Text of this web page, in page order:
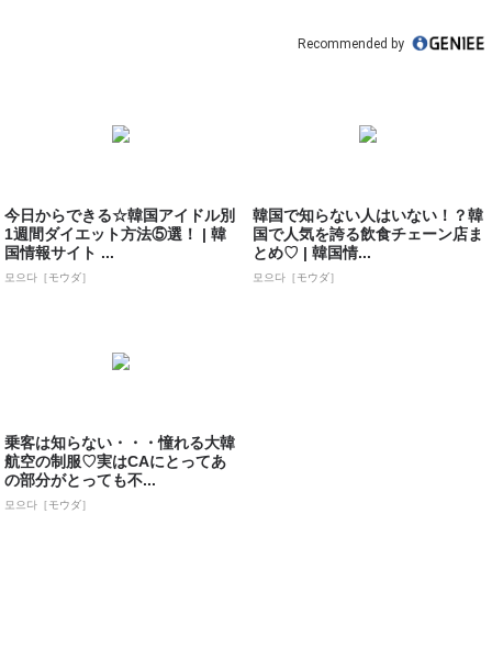
Recommended by
今日からできる☆韓国アイドル別
1週間ダイエット方法⑤選！ | 韓
国情報サイト ...
모으다［モウダ］
韓国で知らない人はいない！？韓
国で人気を誇る飲食チェーン店ま
とめ♡ | 韓国情...
모으다［モウダ］
乗客は知らない・・・憧れる大韓
航空の制服♡実はCAにとってあ
の部分がとっても不...
모으다［モウダ］